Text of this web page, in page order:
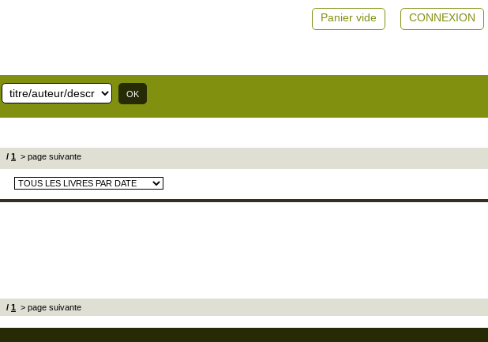
CONNEXION
Panier vide
/ 1 > page suivante
/ 1 > page suivante